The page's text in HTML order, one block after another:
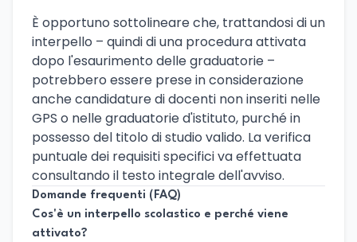
È opportuno sottolineare che, trattandosi di un
interpello – quindi di una procedura attivata
dopo l'esaurimento delle graduatorie –
potrebbero essere prese in considerazione
anche candidature di docenti non inseriti nelle
GPS o nelle graduatorie d'istituto, purché in
possesso del titolo di studio valido. La verifica
puntuale dei requisiti specifici va effettuata
consultando il testo integrale dell'avviso.
Domande frequenti (FAQ)
Cos'è un interpello scolastico e perché viene
attivato?